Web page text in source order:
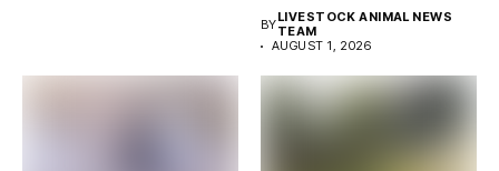
BYLIVESTOCK ANIMAL NEWS
TEAM
AUGUST 1, 2026